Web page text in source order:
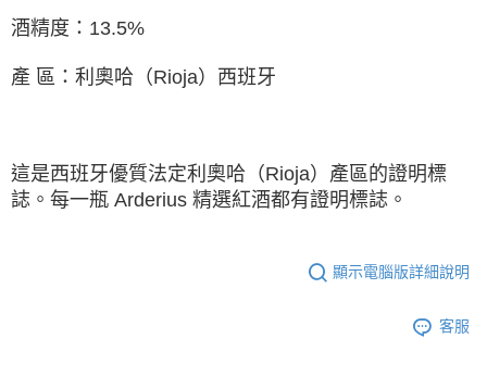
酒精度：13.5%
產 區：利奧哈（Rioja）⻄班牙
這是⻄班牙優質法定利奧哈（Rioja）產區的證明標
誌。每⼀瓶 Arderius 精選紅酒都有證明標誌。
顯示電腦版詳細說明
客服